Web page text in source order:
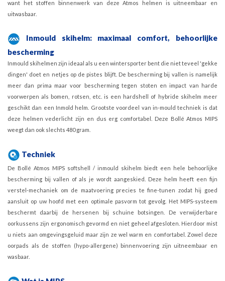
want het stoffen binnenwerk van deze Atmos helmen is uitneembaar en
uitwasbaar.
Inmould skihelm: maximaal comfort, behoorlijke
bescherming
Inmould skihelmen zijn ideaal als u een wintersporter bent die niet teveel 'gekke
dingen' doet en netjes op de pistes blijft. De bescherming bij vallen is namelijk
meer dan prima maar voor bescherming tegen stoten en impact van harde
voorwerpen als bomen, rotsen, etc. is een hardshell of hybride skihelm meer
geschikt dan een Inmold helm. Grootste voordeel van in-mould techniek is dat
deze helmen vederlicht zijn en dus erg comfortabel. Deze Bollé Atmos MIPS
weegt dan ook slechts 480 gram.
Techniek
De Bollé Atmos MIPS softshell / inmould skihelm biedt een hele behoorlijke
bescherming bij vallen of als je wordt aangeskied. Deze helm heeft een fijn
verstel-mechaniek om de maatvoering precies te fine-tunen zodat hij goed
aansluit op uw hoofd met een optimale pasvorm tot gevolg. Het MIPS-systeem
beschermt daarbij de hersenen bij schuine botsingen. De verwijderbare
oorkussens zijn ergonomisch gevormd en niet geheel afgesloten. Hierdoor mist
u niets aan omgevingsgeluid maar zijn ze wel warm en comfortabel. Zowel deze
oorpads als de stoffen (hypo-allergene) binnenvoering zijn uitneembaar en
wasbaar.